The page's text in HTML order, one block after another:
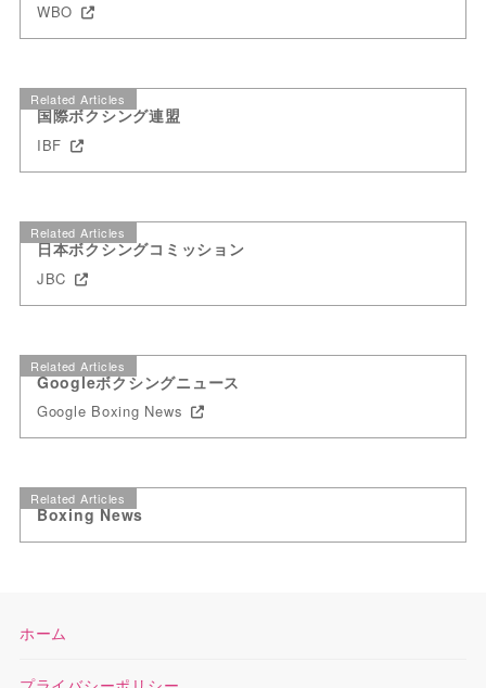
WBO
Related Articles
国際ボクシング連盟
IBF
Related Articles
日本ボクシングコミッション
JBC
Related Articles
Googleボクシングニュース
Google Boxing News
Related Articles
Boxing News
ホーム